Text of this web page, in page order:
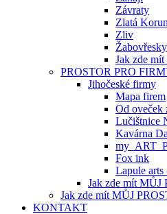
Závraty
Zlatá
Zliv
Žabovřesky
Jak zde
PROSTOR PRO
Jihočeské firmy
Mapa firem
Od oveček
Lučištnice
Kavárna
Fox ink
Lapule arts
Jak zde mít MŮJ
Jak zde mít MŮJ
KONTAKT